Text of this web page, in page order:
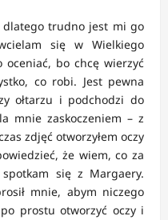
trudno jest mi go
się w Wielkiego
bo chcę wierzyć
co robi. Jest pewna
ołtarzu i podchodzi do
mnie zaskoczeniem – z
zdjęć otworzyłem oczy
że wiem, co za
się z Margaery.
mnie, abym niczego
prostu otworzyć oczy i